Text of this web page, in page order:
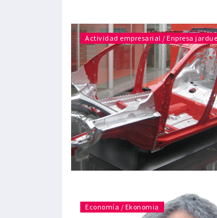
manteniendo prácticamente la
2014; los componentes también
una bajada del 7,9%, arrastrados
Actividad empresarial / Enpresa
Economía / Ekonomia